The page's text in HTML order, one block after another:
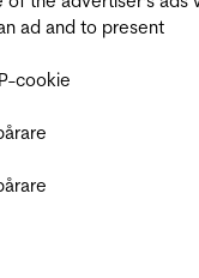
ad and to present
cookie